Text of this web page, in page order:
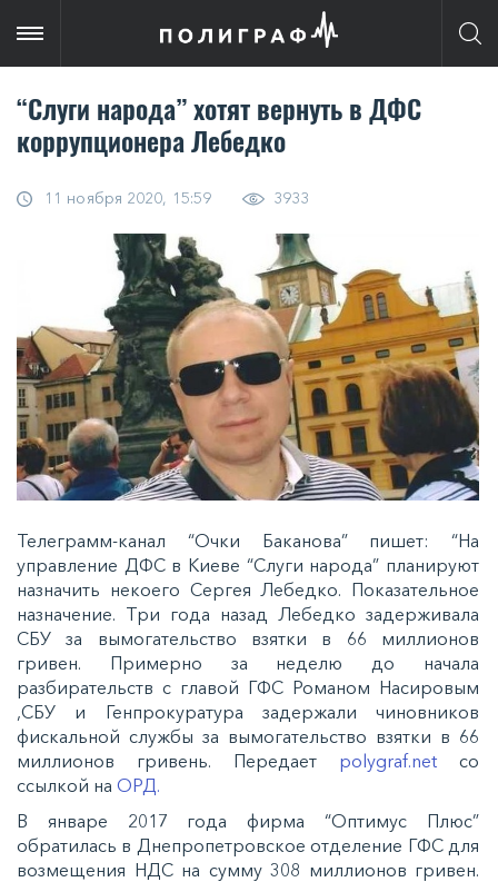
“Слуги народа” хотят вернуть в ДФС
коррупционера Лебедко
11 ноября 2020, 15:59 3933
Телеграмм-канал “Очки Баканова” пишет: “На
управление ДФС в Киеве “Слуги народа” планируют
назначить некоего Сергея Лебедко. Показательное
назначение. Три года назад Лебедко задерживала
СБУ за вымогательство взятки в 66 миллионов
гривен. Примерно за неделю до начала
разбирательств с главой ГФС Романом Насировым
,СБУ и Генпрокуратура задержали чиновников
фискальной службы за вымогательство взятки в 66
миллионов гривень. Передает polygraf.net со
ссылкой на ОРД.
В январе 2017 года фирма “Оптимус Плюс”
обратилась в Днепропетровское отделение ГФС для
возмещения НДС на сумму 308 миллионов гривен.